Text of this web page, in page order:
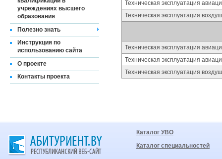
учреждениях высшего
образования
Полезно знать
Инструкция по
использованию сайта
О проекте
Контакты проекта
Техническая эксплуатация
Техническая эксплуатация
Техническая эксплуатация
Техническая эксплуатация
Техническая эксплуатация
Каталог УВО
Каталог специальностей